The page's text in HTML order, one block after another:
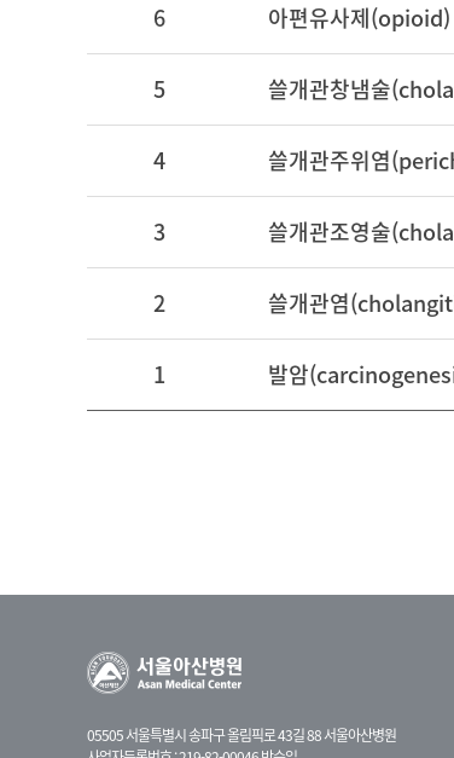
6 아편유사제(opioid)
5 쓸개관창냄술
4 쓸개관주위염
3 쓸개관조영술
2 쓸개관염
1 발암
05505 서울특별시 송파구 올림픽로 43길 88 서울아산병원